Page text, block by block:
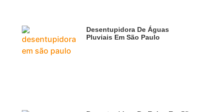
Desentupidora De Águas
Pluviais Em São Paulo